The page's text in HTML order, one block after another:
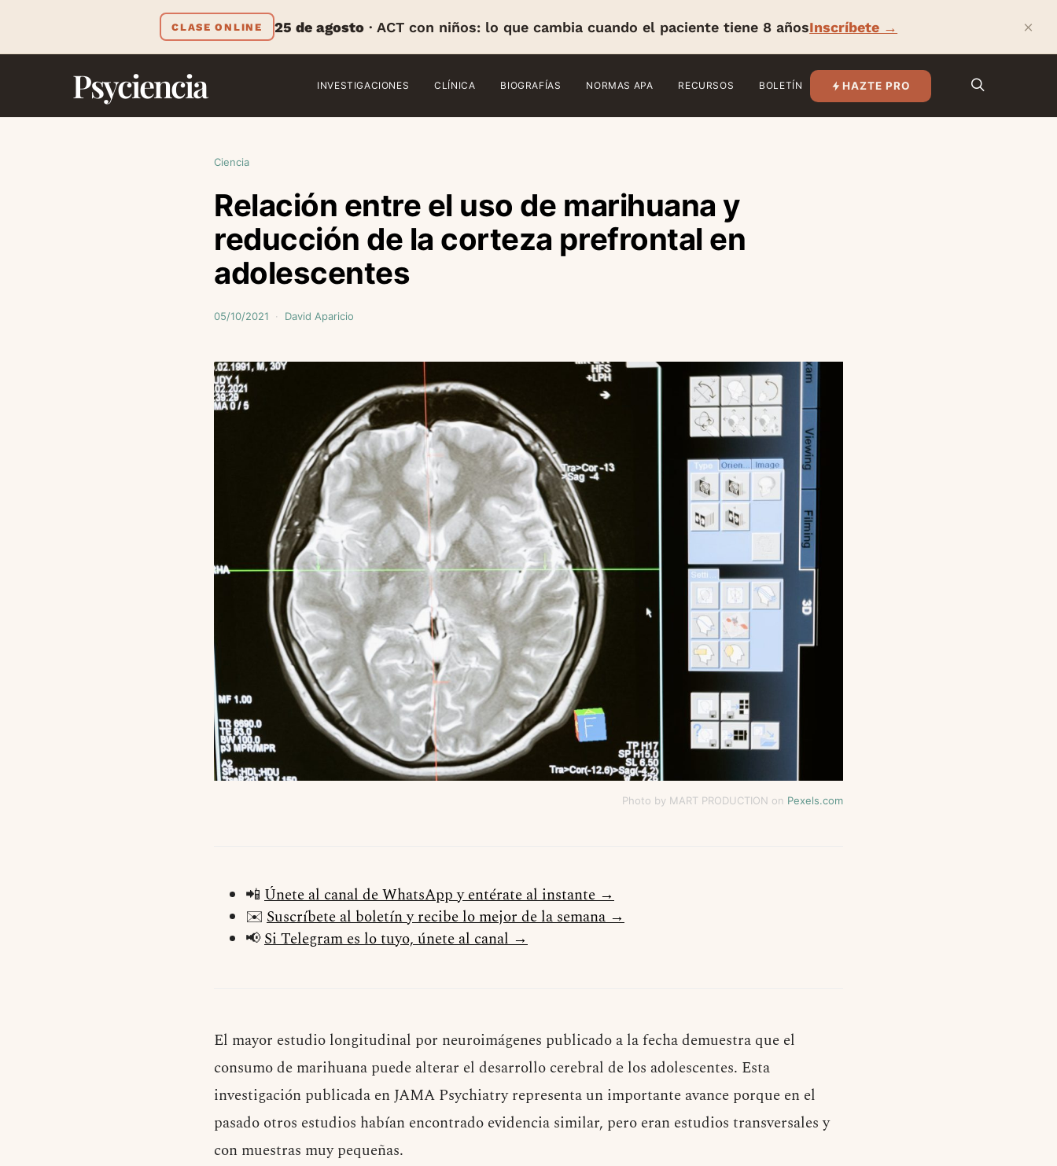
CLASE ONLINE 25 de agosto · ACT con niños: lo que cambia cuando el paciente tiene 8 añosInscríbete → ×
Psyciencia INVESTIGACIONES CLÍNICA BIOGRAFÍAS NORMAS APA RECURSOS BOLETÍN HAZTE PRO
Ciencia
Relación entre el uso de marihuana y
reducción de la corteza prefrontal en
adolescentes
05/10/2021 David Aparicio
Photo by MART PRODUCTION on Pexels.com
📲 Únete al canal de WhatsApp y entérate al instante →
✉️ Suscríbete al boletín y recibe lo mejor de la semana →
📢Si Telegram es lo tuyo, únete al canal →
El mayor estudio longitudinal por neuroimágenes publicado a la fecha demuestra que el
consumo de marihuana puede alterar el desarrollo cerebral de los adolescentes. Esta
investigación publicada en JAMA Psychiatry representa un importante avance porque en el
pasado otros estudios habían encontrado evidencia similar, pero eran estudios transversales y
con muestras muy pequeñas.